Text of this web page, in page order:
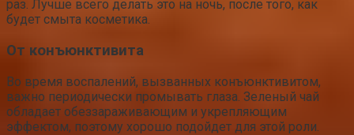
раз. Лучше всего делать это на ночь, после того, как
будет смыта косметика.
От конъюнктивита
Во время воспалений, вызванных конъюнктивитом,
важно периодически промывать глаза. Зеленый чай
обладает обеззараживающим и укрепляющим
эффектом, поэтому хорошо подойдет для этой роли.